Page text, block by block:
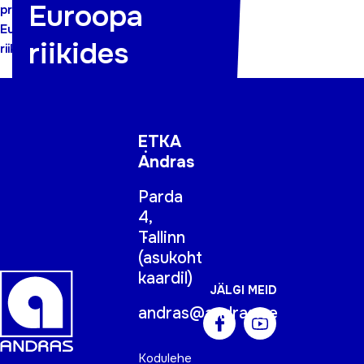
praktikatest
Euroopa
riikides
Euroopa
riikides
ETKA
Andras
Parda
4,
Tallinn
(asukoht
kaardil)
andras@andras.ee
Kodulehe
JÄLGI MEID